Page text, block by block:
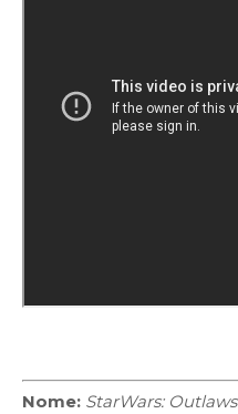
Nome: StarWars: Outlaws